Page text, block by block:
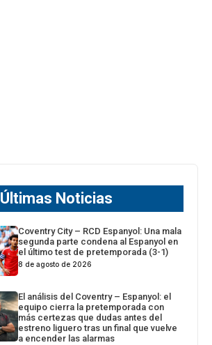
Últimas Noticias
Coventry City – RCD Espanyol: Una mala
segunda parte condena al Espanyol en
el último test de pretemporada (3-1)
8 de agosto de 2026
El análisis del Coventry – Espanyol: el
equipo cierra la pretemporada con
más certezas que dudas antes del
estreno liguero tras un final que vuelve
a encender las alarmas